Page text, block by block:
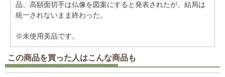
品、高額面切手は仏像を図案にすると発表されたが、結局は
統一されないまま終わった。
※未使用美品です。
この商品を買った人はこんな商品も